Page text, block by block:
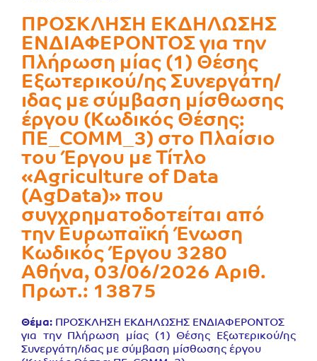
ΠΡΟΣΚΛΗΣΗ ΕΚΔΗΛΩΣΗΣ
ΕΝΔΙΑΦΕΡΟΝΤΟΣ για την
Πλήρωση μίας (1) Θέσης
Εξωτερικού/ης Συνεργάτη/
ιδας με σύμβαση μίσθωσης
έργου (Κωδικός Θέσης:
ΠΕ_COMM_3) στο Πλαίσιο
του Έργου με Τίτλο
«Agriculture of Data
(AgData)» που
συγχρηματοδοτείται από
την Ευρωπαϊκή Ένωση
Κωδικός Έργου 3280
Αθήνα, 03/06/2026 Αριθ.
Πρωτ.: 13875
Θέμα: ΠΡΟΣΚΛΗΣΗ ΕΚΔΗΛΩΣΗΣ ΕΝΔΙΑΦΕΡΟΝΤΟΣ
για την Πλήρωση μίας (1) Θέσης Εξωτερικού/ης
Συνεργάτη/ιδας με σύμβαση μίσθωσης έργου